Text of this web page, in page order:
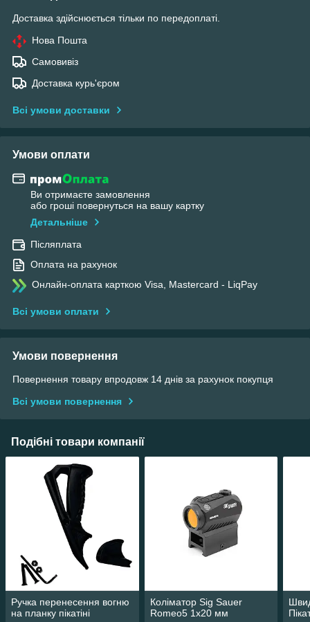
Доставка здійснюється тільки по передоплаті.
Нова Пошта
Самовивіз
Доставка курь'єром
Всі умови доставки
Умови оплати
Ви отримаєте замовлення
або гроші повернуться на вашу картку
Детальніше
Післяплата
Оплата на рахунок
Онлайн-оплата карткою Visa, Mastercard - LiqPay
Всі умови оплати
Умови повернення
Повернення товару впродовж 14 днів за рахунок покупця
Всі умови повернення
Подібні товари компанії
Ручка перенесення вогню
на планку пікатіні
Коліматор Sig Sauer
Romeo5 1x20 мм